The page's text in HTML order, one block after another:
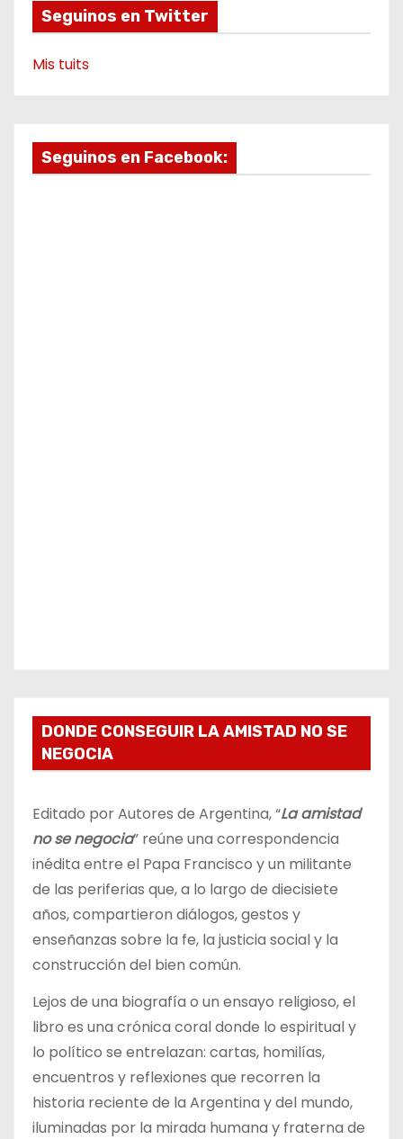
Seguinos en Twitter
Mis tuits
Seguinos en Facebook:
DONDE CONSEGUIR LA AMISTAD NO SE
NEGOCIA
Editado por Autores de Argentina, “La amistad
no se negocia” reúne una correspondencia
inédita entre el Papa Francisco y un militante
de las periferias que, a lo largo de diecisiete
años, compartieron diálogos, gestos y
enseñanzas sobre la fe, la justicia social y la
construcción del bien común.
Lejos de una biografía o un ensayo religioso, el
libro es una crónica coral donde lo espiritual y
lo político se entrelazan: cartas, homilías,
encuentros y reflexiones que recorren la
historia reciente de la Argentina y del mundo,
iluminadas por la mirada humana y fraterna de